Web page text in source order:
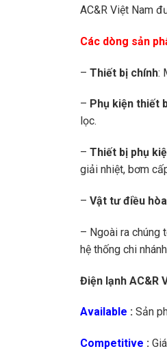
AC&R Việt Nam
Các dòng sản
– Thiết bị chính:
– Phụ kiện thiết
lọc.
– Thiết bị phụ
giải nhiệt, bơm
– Vật tư điều
– Ngoài ra chúng
hệ thống chi
Điện lạnh AC&R
Available : Sản
Competitive :